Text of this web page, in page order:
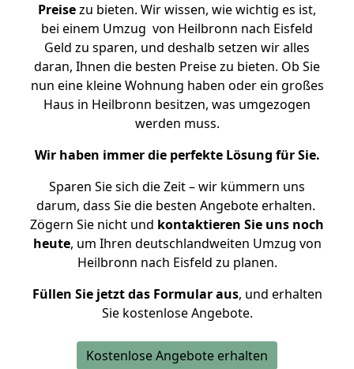
Preisezu bieten. Wir wissen, wie wichtig es ist,
bei einem Umzug von Heilbronn nach Eisfeld
Geld zu sparen, und deshalb setzen wir alles
daran, Ihnen die besten Preise zu bieten. Ob Sie
nun eine kleine Wohnung haben oder ein großes
Haus in Heilbronn besitzen, was umgezogen
werden muss.
Wir haben immer die perfekte Lösung für Sie.
Sparen Sie sich die Zeit – wir kümmern uns
darum, dass Sie die besten Angebote erhalten.
Zögern Sie nicht und kontaktieren Sie uns noch
heute, um Ihren deutschlandweiten Umzug von
Heilbronn nach Eisfeld zu planen.
Füllen Sie jetzt das Formular aus, und erhalten
Sie kostenlose Angebote.
Kostenlose Angebote erhalten